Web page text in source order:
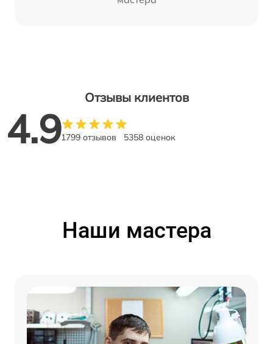
Отзывы клиентов
4.91799 отзывов 5358 оценок
Наши мастера